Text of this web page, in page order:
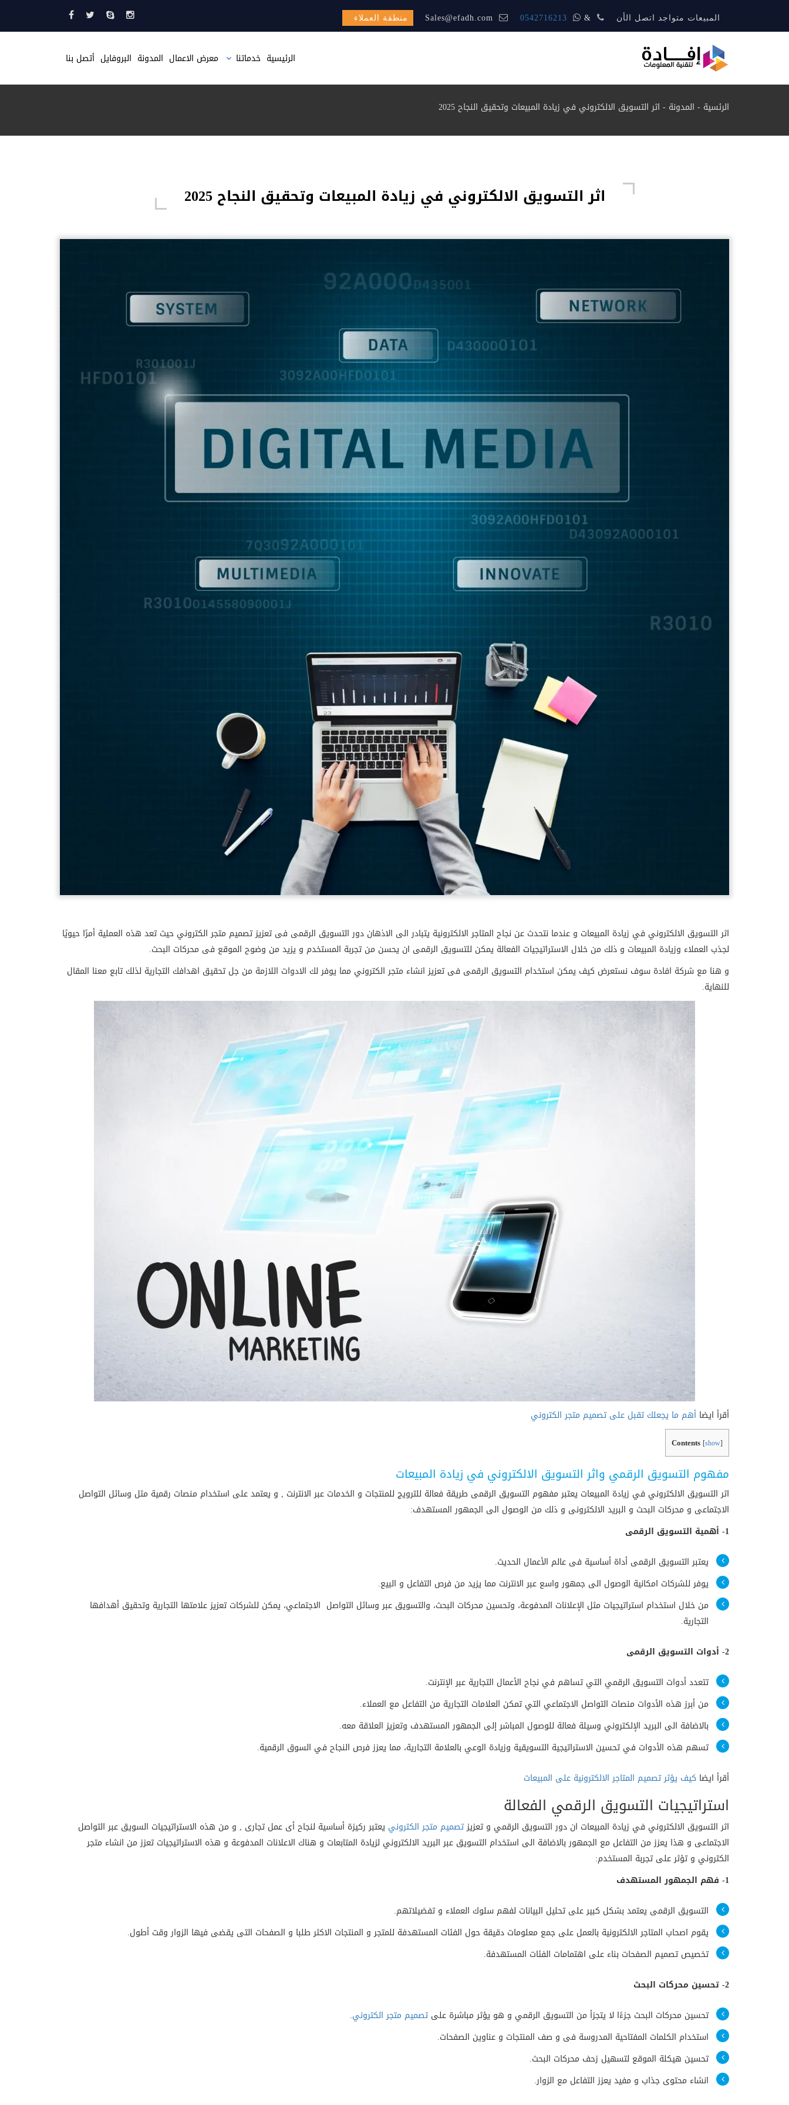
المبيعات متواجد اتصل الأن &
0542716213 منطقة العملاء
الرئيسية خدماتنا
تصميم صحيفة الكترونية
معرض الاعمال المدونة البروفايل أتصل بنا
الرئسية - المدونة - اثر التسويق الالكتروني في زيادة المبيعات وتحقيق النجاح 2025
اثر التسويق الالكتروني في زيادة المبيعات وتحقيق النجاح 2025
اثر التسويق الالكتروني في زيادة المبيعات و عندما نتحدث عن نجاح المتاجر الالكترونية يتبادر الى الاذهان دور التسويق الرقمى فى تعزيز تصميم متجر الكتروني حيث تعد هذه العملية أمرًا حيويًا
لجذب العملاء وزيادة المبيعات و ذلك من خلال الاستراتيجيات الفعالة يمكن للتسويق الرقمى ان يحسن من تجربة المستخدم و يزيد من وضوح الموقع فى محركات البحث.
و هنا مع شركة افادة سوف نستعرض كيف يمكن استخدام التسويق الرقمى فى تعزيز انشاء متجر الكتروني مما يوفر لك الادوات اللازمة من جل تحقيق اهدافك التجارية لذلك تابع معنا المقال
للنهاية.
أقرأ ايضا أهم ما يجعلك تقبل على تصميم متجر الكتروني
Contents [show]
مفهوم التسويق الرقمي واثر التسويق الالكتروني في زيادة المبيعات
اثر التسويق الالكتروني في زيادة المبيعات يعتبر مفهوم التسويق الرقمى طريقة فعالة للترويج للمنتجات و الخدمات عبر الانترنت , و يعتمد على استخدام منصات رقمية مثل وسائل التواصل
الاجتماعى و محركات البحث و البريد الالكترونى و ذلك من الوصول الى الجمهور المستهدف:
1- أهمية التسويق الرقمى
يعتبر التسويق الرقمى أداة أساسية فى عالم الأعمال الحديث.
يوفر للشركات امكانية الوصول الى جمهور واسع عبر الانترنت مما يزيد من فرص التفاعل و البيع.
من خلال استخدام استراتيجيات مثل الإعلانات المدفوعة، وتحسين محركات البحث، والتسويق عبر وسائل التواصل الاجتماعي، يمكن للشركات تعزيز علامتها التجارية وتحقيق أهدافها
التجارية.
2- أدوات التسويق الرقمى
تتعدد أدوات التسويق الرقمي التي تساهم في نجاح الأعمال التجارية عبر الإنترنت.
من أبرز هذه الأدوات منصات التواصل الاجتماعي التي تمكن العلامات التجارية من التفاعل مع العملاء.
بالاضافة الى البريد الإلكتروني وسيلة فعالة للوصول المباشر إلى الجمهور المستهدف وتعزيز العلاقة معه.
تسهم هذه الأدوات في تحسين الاستراتيجية التسويقية وزيادة الوعي بالعلامة التجارية، مما يعزز فرص النجاح في السوق الرقمية.
أقرأ ايضا كيف يؤثر تصميم المتاجر الالكترونية على المبيعات
استراتيجيات التسويق الرقمي الفعالة
اثر التسويق الالكتروني في زيادة المبيعات ان دور التسويق الرقمي و تعزيزتصميم متجر الكتروني يعتبر ركيزة أساسية لنجاح أى عمل تجارى , و من هذه الاستراتيجيات السويق عبر التواصل
الاجتماعى و هذا يعزز من التفاعل مع الجمهور بالاضافة الى استخدام التسويق عبر البريد الالكتروني لزيادة المتابعات و هناك الاعلانات المدفوعة و هذه الاستراتيجيات تعزز من انشاء متجر
الكتروني و تؤثر على تجربة المستخدم:
1- فهم الجمهور المستهدف
التسويق الرقمى يعتمد بشكل كبير على تحليل البيانات لفهم سلوك العملاء و تفضيلاتهم.
يقوم اصحاب المتاجر الالكترونية بالعمل على جمع معلومات دقيقة حول الفئات المستهدفة للمتجر و المنتجات الاكثر طلبا و الصفحات التى يقضى فيها الزوار وقت أطول.
تخصيص تصميم الصفحات بناء على اهتمامات الفئات المستهدفة.
2- تحسين محركات البحث
تحسين محركات البحث جزءًا لا يتجزأ من التسويق الرقمي و هو يؤثر مباشرة على تصميم متجر الكتروني.
استخدام الكلمات المفتاحية المدروسة فى و صف المنتجات و عناوين الصفحات.
تحسين هيكلة الموقع لتسهيل زحف محركات البحث.
انشاء محتوى جذاب و مفيد يعزز التفاعل مع الزوار.